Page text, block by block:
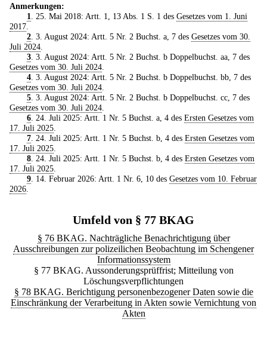
Anmerkungen:
1
. 25. Mai 2018: Artt. 1, 13 Abs. 1 S. 1 des Gesetzes vom 1. Juni
2017
2. 3. August 2024: Artt. 5 Nr. 2 Buchst. a, 7 des Gesetzes vom 30.
Juli 2024
3. 3. August 2024: Artt. 5 Nr. 2 Buchst. b Doppelbuchst. aa, 7 des
Gesetzes vom 30. Juli 2024
4. 3. August 2024: Artt. 5 Nr. 2 Buchst. b Doppelbuchst. bb, 7 des
Gesetzes vom 30. Juli 2024
5. 3. August 2024: Artt. 5 Nr. 2 Buchst. b Doppelbuchst. cc, 7 des
Gesetzes vom 30. Juli 2024
6. 24. Juli 2025: Artt. 1 Nr. 5 Buchst. a, 4 des Ersten Gesetzes vom
17. Juli 2025
7. 24. Juli 2025: Artt. 1 Nr. 5 Buchst. b, 4 des Ersten Gesetzes vom
17. Juli 2025
8. 24. Juli 2025: Artt. 1 Nr. 5 Buchst. b, 4 des Ersten Gesetzes vom
17. Juli 2025
9. 14. Februar 2026: Artt. 1 Nr. 6, 10 des Gesetzes vom 10. Februar
2026
Umfeld von § 77 BKAG
§ 76 BKAG. Nachträgliche Benachrichtigung über
Ausschreibungen zur polizeilichen Beobachtung im Schengener
Informationssystem
§ 77 BKAG. Aussonderungsprüffrist; Mitteilung von
Löschungsverpflichtungen
§ 78 BKAG. Berichtigung personenbezogener Daten sowie die
Einschränkung der Verarbeitung in Akten sowie Vernichtung von
Akten